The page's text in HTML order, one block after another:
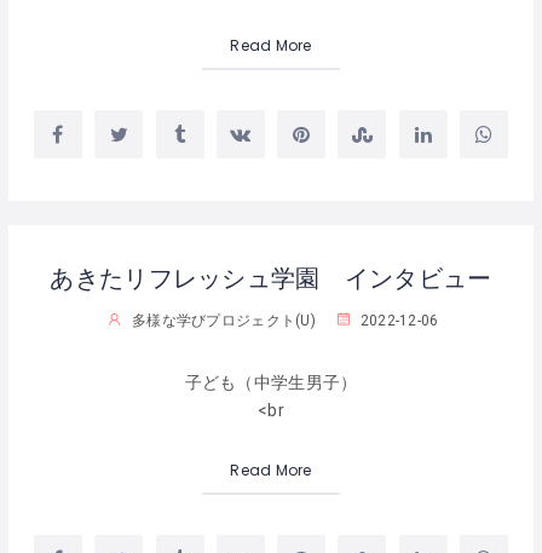
Read More
あきたリフレッシュ学園 インタビュー
多様な学びプロジェクト(U) 2022-12-06
子ども（中学生男子）
<br
Read More